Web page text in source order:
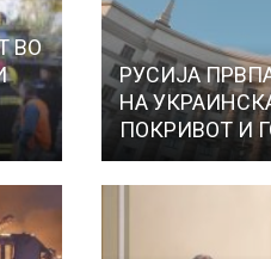
ВО
РУСИЈА
НА
ПОКРИВОТ И